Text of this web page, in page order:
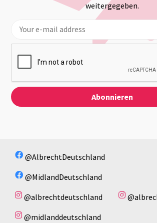
weitergegeben.
@AlbrechtDeutschland
@MidlandDeutschland
@albrechtdeutschland
@midlanddeutschland